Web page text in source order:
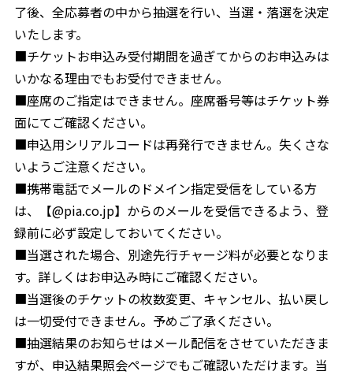
了後、全応募者の中から抽選を行い、当選・落選を決定
いたします。
■チケットお申込み受付期間を過ぎてからのお申込みは
いかなる理由でもお受付できません。
■座席のご指定はできません。座席番号等はチケット券
面にてご確認ください。
■申込用シリアルコードは再発行できません。失くさな
いようご注意ください。
■携帯電話でメールのドメイン指定受信をしている方
は、【@pia.co.jp】からのメールを受信できるよう、登
録前に必ず設定しておいてください。
■当選された場合、別途先行チャージ料が必要となりま
す。詳しくはお申込み時にご確認ください。
■当選後のチケットの枚数変更、キャンセル、払い戻し
は一切受付できません。予めご了承ください。
■抽選結果のお知らせはメール配信をさせていただきま
すが、申込結果照会ページでもご確認いただけます。当